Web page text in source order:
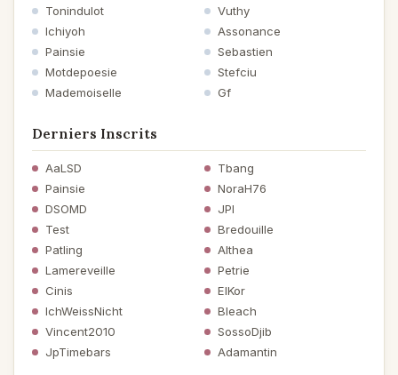
Tonindulot
Vuthy
Ichiyoh
Assonance
Painsie
Sebastien
Motdepoesie
Stefciu
Mademoiselle
Gf
Derniers Inscrits
AaLSD
Tbang
Painsie
NoraH76
DSOMD
JPI
Test
Bredouille
Patling
Althea
Lamereveille
Petrie
Cinis
ElKor
IchWeissNicht
Bleach
Vincent2010
SossoDjib
JpTimebars
Adamantin